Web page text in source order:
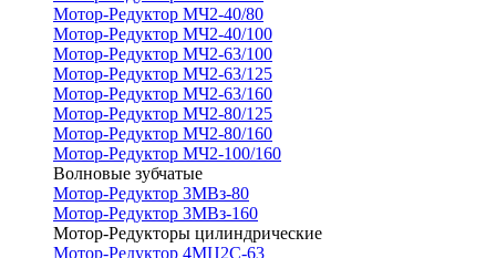
Мотор-Редуктор МЧ2-40/80
Мотор-Редуктор МЧ2-40/100
Мотор-Редуктор МЧ2-63/100
Мотор-Редуктор МЧ2-63/125
Мотор-Редуктор МЧ2-63/160
Мотор-Редуктор МЧ2-80/125
Мотор-Редуктор МЧ2-80/160
Мотор-Редуктор МЧ2-100/160
Волновые зубчатые
Мотор-Редуктор 3МВз-80
Мотор-Редуктор 3МВз-160
Мотор-Редукторы цилиндрические
Мотор-Редуктор 4МЦ2С-63